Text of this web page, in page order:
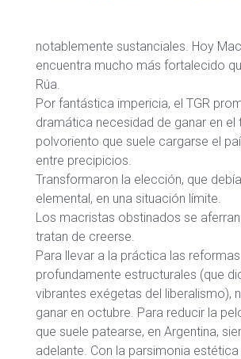
notablemente sustanciales. Hoy
encuentra mucho más fortalecido
Rúa.
Por fantástica impericia, el TGR
dramática necesidad de ganar en el
polvoriento que suele cargarse el
entre precipicios.
Transformaron la elección, que
elemental, en una situación límite.
Los macristas obstinados se
tratan de creerse.
Para llevar a la práctica las reformas
profundamente estructurales (que
vibrantes exégetas del liberalismo),
ganar en octubre. Para reducir la
que suele patearse, en Argentina,
adelante. Con la parsimonia estética